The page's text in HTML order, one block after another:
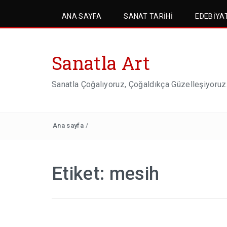
ANA SAYFA SANAT TARIHI
Sanatla Art
Sanatla Çoğalıyoruz, Çoğaldıkça Güzelleşiyoruz.
Ana sayfa /
Etiket: mesih